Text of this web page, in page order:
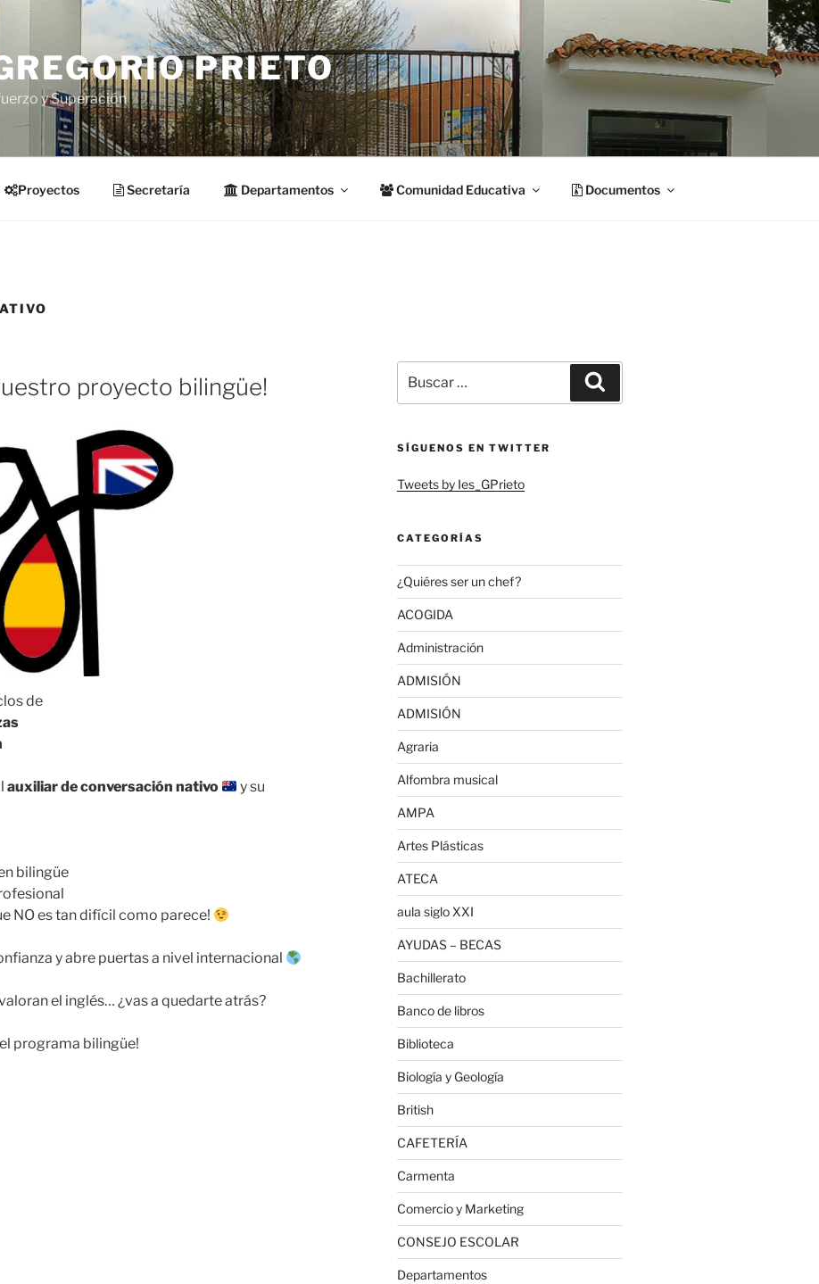
PRIETO
y Superación
Proyectos Secretaría Departamentos Comunidad Educativa Documentos
proyecto bilingüe!
de
auxiliar de conversación nativo
y su
bilingüe
NO es tan difícil como parece!
y abre puertas a nivel internacional
el inglés… ¿vas a quedarte atrás?
programa bilingüe!
por:
SÍGUENOS EN TWITTER
Tweets by Ies_GPrieto
CATEGORÍAS
¿Quiéres ser un chef?
ACOGIDA
Administración
ADMISIÓN
ADMISIÓN
Agraria
Alfombra musical
AMPA
Artes Plásticas
ATECA
aula siglo XXI
AYUDAS – BECAS
Bachillerato
Banco de libros
Biblioteca
Biología y Geología
British
CAFETERÍA
Carmenta
Comercio y Marketing
CONSEJO ESCOLAR
Departamentos